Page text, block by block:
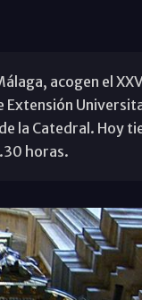
acogen el
la Catedral. Hoy
horas.